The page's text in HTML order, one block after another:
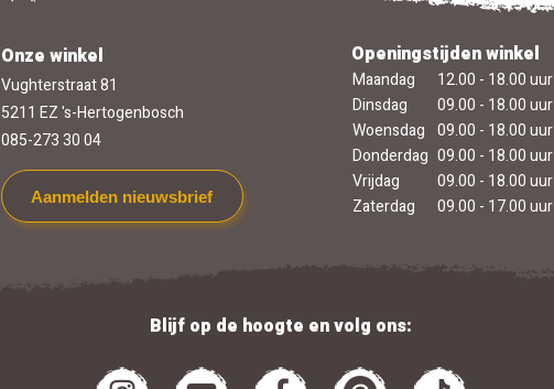
Onze winkel
Vughterstraat 81
5211 EZ 's-Hertogenbosch
085-273 30 04
Aanmelden nieuwsbrief
Openingstijden winkel
Maandag
12.00 - 18.00 uur
Dinsdag
09.00 - 18.00 uur
Woensdag 09.00 - 18.00 uur
Donderdag 09.00 - 18.00 uur
Vrijdag
09.00 - 18.00 uur
Zaterdag
09.00 - 17.00 uur
Blijf op de hoogte en volg ons: